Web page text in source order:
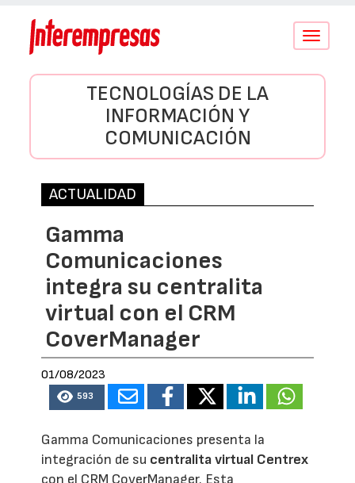
Conmutar
TECNOLOGÍAS DE LA
INFORMACIÓN Y
COMUNICACIÓN
ACTUALIDAD
Gamma
Comunicaciones
integra su centralita
virtual con el CRM
CoverManager
01/08/2023
593
Gamma Comunicaciones presenta la
integración de su centralita virtual Centrex